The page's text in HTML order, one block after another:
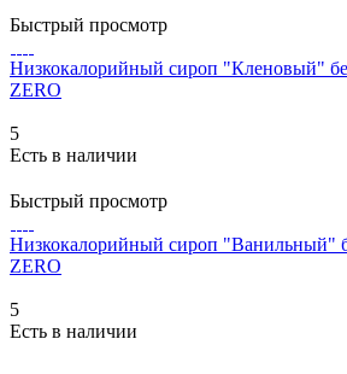
Быстрый просмотр
Низкокалорийный сироп "Кленовый"
ZERO
5
Есть в наличии
Быстрый просмотр
Низкокалорийный сироп "Ванильный"
ZERO
5
Есть в наличии